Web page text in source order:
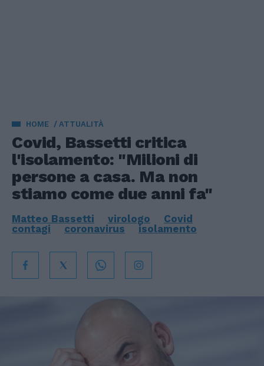
HOME ATTUALITÀ
Covid, Bassetti critica
l'isolamento: "Milioni di
persone a casa. Ma non
stiamo come due anni fa"
Matteo Bassetti virologo
Covid
contagi
coronavirus isolamento